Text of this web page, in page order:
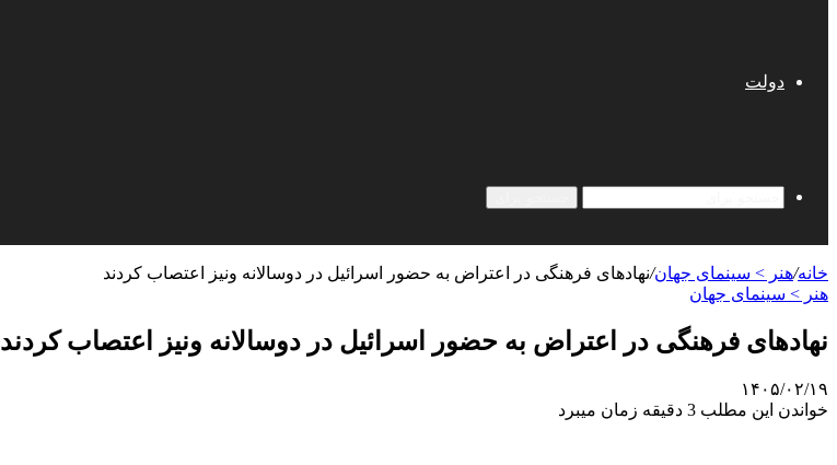
دولت
خانه/هنر > سینمای جهان/نهادهای فرهنگی در اعتراض به حضور اسرائیل در دوسالانه ونیز اعتصاب کردند
هنر > سینمای جهان
نهادهای فرهنگی در اعتراض به حضور اسرائیل در دوسالانه ونیز اعتصاب کردند
۱۴۰۵/۰۲/۱۹
خواندن این مطلب 3 دقیقه زمان میبرد